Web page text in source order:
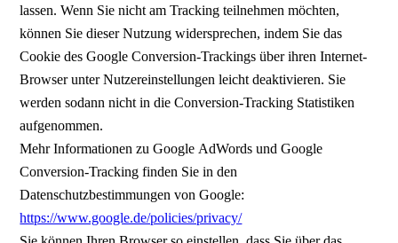
lassen. Wenn Sie nicht am Tracking teilnehmen möchten,
können Sie dieser Nutzung widersprechen, indem Sie das
Cookie des Google Conversion-Trackings über ihren Internet-
Browser unter Nutzereinstellungen leicht deaktivieren. Sie
werden sodann nicht in die Conversion-Tracking Statistiken
aufgenommen.
Mehr Informationen zu Google AdWords und Google
Conversion-Tracking finden Sie in den
Datenschutzbestimmungen von Google:
https://www.google.de/policies/privacy/